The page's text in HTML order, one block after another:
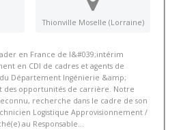
Thionville Moselle (Lorraine)
en France de l&#039;intérim
en CDI de cadres et agents de
Département Ingénierie &amp;
des opportunités de carrière. Notre
recherche dans le cadre de son
Logistique Approvisionnement /
au Responsable...